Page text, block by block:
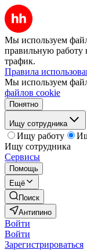
Мы используем
правильную работу
трафик.
Правила
Мы используем
файлов cookie
Понятно
Ищу сотрудника
Ищу работу
Ищу сотрудника
Сервисы
Помощь
Ещё
Поиск
Антипино
Войти
Войти
Зарегистрироваться